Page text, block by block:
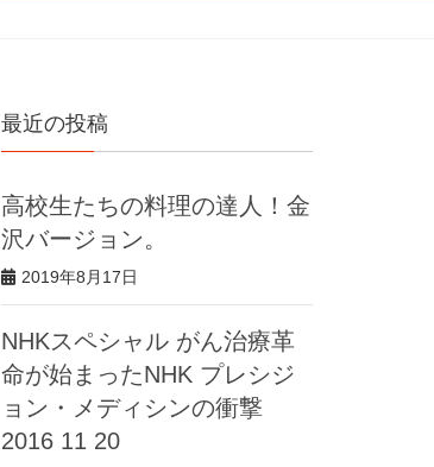
最近の投稿
高校生たちの料理の達人！金
沢バージョン。
2019年8月17日
NHKスペシャル がん治療革
命が始まったNHK プレシジ
ョン・メディシンの衝撃
2016 11 20